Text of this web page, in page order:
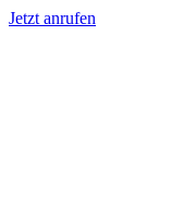
Jetzt anrufen